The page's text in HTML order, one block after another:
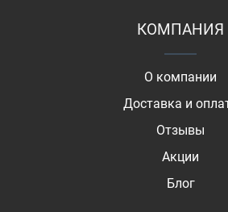
КОМПАНИЯ
О компании
Доставка и
Отзывы
Акции
Блог